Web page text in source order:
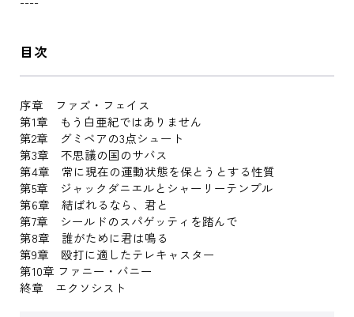
目次
序章 ファズ・フェイス
第1章 もう白亜紀ではありません
第2章 グミベアの3点シュート
第3章 不思議の国のサバス
第4章 常に現在の運動状態を保とうとする性質
第5章 ジャックダニエルとシャーリーテンプル
第6章 結ばれるなら、君と
第7章 シールドのスパゲッティを踏んで
第8章 誰がために君は鳴る
第9章 殴打に適したテレキャスター
第10章 ファニー・バニー
終章 エクソシスト